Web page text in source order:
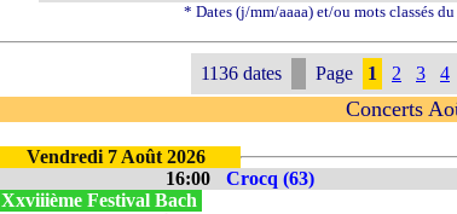
* Dates (j/mm/aaaa) et/ou mots classés
1136 dates Page 1 2 3 4
Concerts
Vendredi 7 Août 2026
16:00
Crocq (63)
Xxviiième Festival Bach